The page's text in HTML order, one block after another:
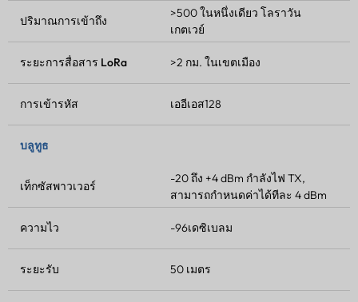
ปริมาณการเข้าถึง
>500 ในหนึ่งเดียวโลราวัน
เกตเวย์
ระยะการสื่อสาร LoRa >2 กม. ในเขตเมือง
การเข้ารหัส เออีเอส128
บลูทูธ
เท็กซัสพาวเวอร์
-20 ถึง +4 dBm กำลังไฟ TX,
สามารถกำหนดค่าได้ทีละ 4 dBm
ความไว -96เดซิเบลม
ระยะรับ 50 เมตร